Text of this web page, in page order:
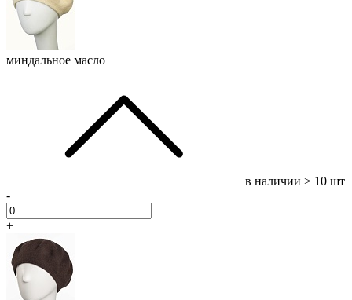
миндальное масло
в наличии > 10 шт
-
+